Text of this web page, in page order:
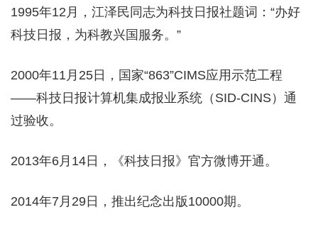
1995年12月，江泽民同志为科技日报社题词：“办好
科技日报，为科教兴国服务。”
2000年11月25日，国家“863”CIMS应用示范工程
——科技日报计算机集成报业系统（SID-CINS）通
过验收。
2013年6月14日，《科技日报》官方微博开通。
2014年7月29日，推出纪念出版10000期。